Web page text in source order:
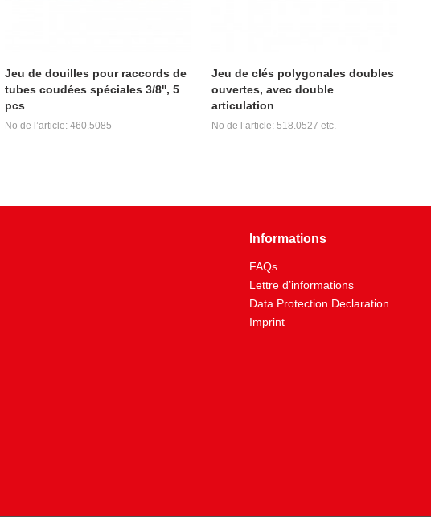
Jeu de douilles pour raccords de
tubes coudées spéciales 3/8'', 5
pcs
No de l’article: 460.5085
Jeu de clés polygonales doubles
ouvertes, avec double
articulation
No de l’article: 518.0527 etc.
Informations
FAQs
Lettre d’informations
Data Protection Declaration
Imprint